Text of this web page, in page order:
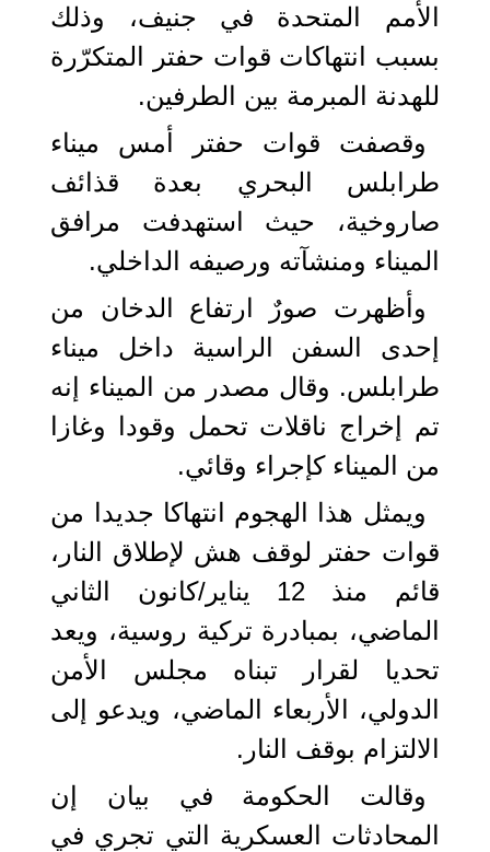
الأمم المتحدة في جنيف، وذلك
بسبب انتهاكات قوات حفتر المتكرّرة
للهدنة المبرمة بين الطرفين.
وقصفت قوات حفتر أمس ميناء
طرابلس البحري بعدة قذائف
صاروخية، حيث استهدفت مرافق
الميناء ومنشآته ورصيفه الداخلي.
وأظهرت صورٌ ارتفاع الدخان من
إحدى السفن الراسية داخل ميناء
طرابلس. وقال مصدر من الميناء إنه
تم إخراج ناقلات تحمل وقودا وغازا
من الميناء كإجراء وقائي.
ويمثل هذا الهجوم انتهاكا جديدا من
قوات حفتر لوقف هش لإطلاق النار،
قائم منذ 12 يناير/كانون الثاني
الماضي، بمبادرة تركية روسية، ويعد
تحديا لقرار تبناه مجلس الأمن
الدولي، الأربعاء الماضي، ويدعو إلى
الالتزام بوقف النار.
وقالت الحكومة في بيان إن
المحادثات العسكرية التي تجري في